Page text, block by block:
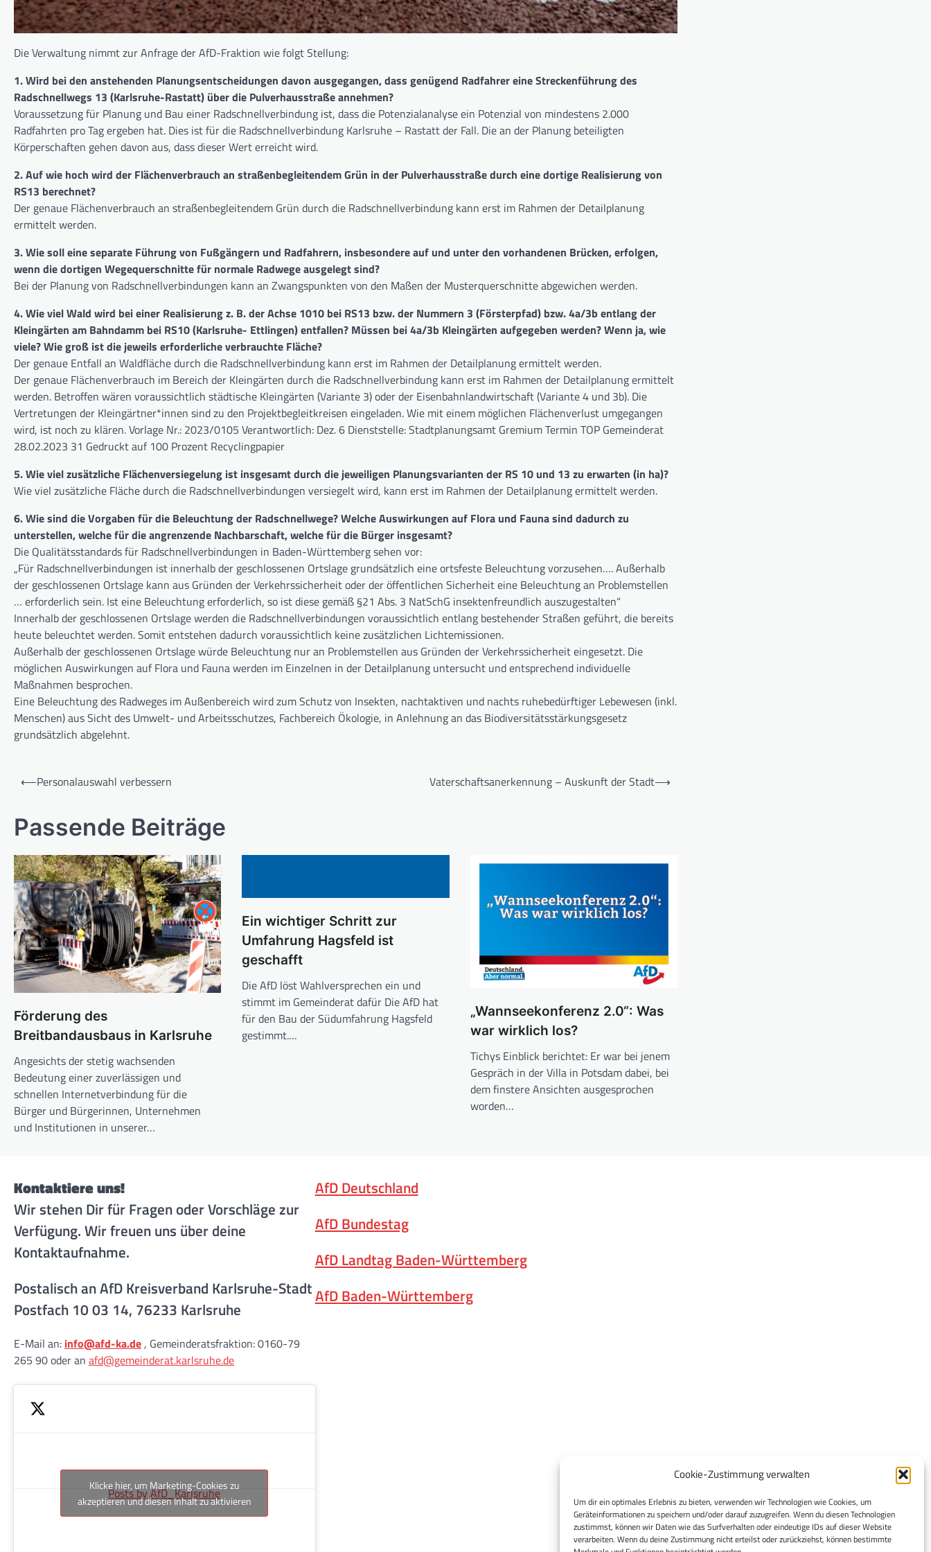
Cookie-Zustimmung verwalten
Um dir ein optimales Erlebnis zu bieten, verwenden wir Technologien wie Cookies, um
Geräteinformationen zu speichern und/oder darauf zuzugreifen. Wenn du diesen Technologien
zustimmst, können wir Daten wie das Surfverhalten oder eindeutige IDs auf dieser Website
verarbeiten. Wenn du deine Zustimmung nicht erteilst oder zurückziehst, können bestimmte
Die Verwaltung nimmt zur Anfrage der AfD-Fraktion wie folgt Stellung:
1. Wird bei den anstehenden Planungsentscheidungen davon ausgegangen, dass genügend Radfahrer eine Streckenführung des
Radschnellwegs 13 (Karlsruhe-Rastatt) über die Pulverhausstraße annehmen?
Voraussetzung für Planung und Bau einer Radschnellverbindung ist, dass die Potenzialanalyse ein Potenzial von mindestens 2.000
Radfahrten pro Tag ergeben hat. Dies ist für die Radschnellverbindung Karlsruhe – Rastatt der Fall. Die an der Planung beteiligten
Körperschaften gehen davon aus, dass dieser Wert erreicht wird.
2. Auf wie hoch wird der Flächenverbrauch an straßenbegleitendem Grün in der Pulverhausstraße durch eine dortige Realisierung von
RS13 berechnet?
Der genaue Flächenverbrauch an straßenbegleitendem Grün durch die Radschnellverbindung kann erst im Rahmen der Detailplanung
ermittelt werden.
3. Wie soll eine separate Führung von Fußgängern und Radfahrern, insbesondere auf und unter den vorhandenen Brücken, erfolgen,
wenn die dortigen Wegequerschnitte für normale Radwege ausgelegt sind?
Bei der Planung von Radschnellverbindungen kann an Zwangspunkten von den Maßen der Musterquerschnitte abgewichen werden.
4. Wie viel Wald wird bei einer Realisierung z. B. der Achse 1010 bei RS13 bzw. der Nummern 3 (Försterpfad) bzw. 4a/3b entlang der
Kleingärten am Bahndamm bei RS10 (Karlsruhe- Ettlingen) entfallen? Müssen bei 4a/3b Kleingärten aufgegeben werden? Wenn ja, wie
viele? Wie groß ist die jeweils erforderliche verbrauchte Fläche?
Der genaue Entfall an Waldfläche durch die Radschnellverbindung kann erst im Rahmen der Detailplanung ermittelt werden.
Der genaue Flächenverbrauch im Bereich der Kleingärten durch die Radschnellverbindung kann erst im Rahmen der Detailplanung ermittelt
werden. Betroffen wären voraussichtlich städtische Kleingärten (Variante 3) oder der Eisenbahnlandwirtschaft (Variante 4 und 3b). Die
Vertretungen der Kleingärtner*innen sind zu den Projektbegleitkreisen eingeladen. Wie mit einem möglichen Flächenverlust umgegangen
wird, ist noch zu klären. Vorlage Nr.: 2023/0105 Verantwortlich: Dez. 6 Dienststelle: Stadtplanungsamt Gremium Termin TOP Gemeinderat
28.02.2023 31 Gedruckt auf 100 Prozent Recyclingpapier
5. Wie viel zusätzliche Flächenversiegelung ist insgesamt durch die jeweiligen Planungsvarianten der RS 10 und 13 zu erwarten (in ha)?
Wie viel zusätzliche Fläche durch die Radschnellverbindungen versiegelt wird, kann erst im Rahmen der Detailplanung ermittelt werden.
6. Wie sind die Vorgaben für die Beleuchtung der Radschnellwege? Welche Auswirkungen auf Flora und Fauna sind dadurch zu
unterstellen, welche für die angrenzende Nachbarschaft, welche für die Bürger insgesamt?
Die Qualitätsstandards für Radschnellverbindungen in Baden-Württemberg sehen vor:
„Für Radschnellverbindungen ist innerhalb der geschlossenen Ortslage grundsätzlich eine ortsfeste Beleuchtung vorzusehen…. Außerhalb
der geschlossenen Ortslage kann aus Gründen der Verkehrssicherheit oder der öffentlichen Sicherheit eine Beleuchtung an Problemstellen
… erforderlich sein. Ist eine Beleuchtung erforderlich, so ist diese gemäß §21 Abs. 3 NatSchG insektenfreundlich auszugestalten“
Innerhalb der geschlossenen Ortslage werden die Radschnellverbindungen voraussichtlich entlang bestehender Straßen geführt, die bereits
heute beleuchtet werden. Somit entstehen dadurch voraussichtlich keine zusätzlichen Lichtemissionen.
Außerhalb der geschlossenen Ortslage würde Beleuchtung nur an Problemstellen aus Gründen der Verkehrssicherheit eingesetzt. Die
möglichen Auswirkungen auf Flora und Fauna werden im Einzelnen in der Detailplanung untersucht und entsprechend individuelle
Maßnahmen besprochen.
Eine Beleuchtung des Radweges im Außenbereich wird zum Schutz von Insekten, nachtaktiven und nachts ruhebedürftiger Lebewesen (inkl.
Menschen) aus Sicht des Umwelt- und Arbeitsschutzes, Fachbereich Ökologie, in Anlehnung an das Biodiversitätsstärkungsgesetz
grundsätzlich abgelehnt.
Beitragsnavigation
⟵Personalauswahl verbessern Vaterschaftsanerkennung – Auskunft der Stadt⟶
Passende Beiträge
Förderung des
Breitbandausbaus in Karlsruhe
Angesichts der stetig wachsenden
Bedeutung einer zuverlässigen und
schnellen Internetverbindung für die
Bürger und Bürgerinnen, Unternehmen
und Institutionen in unserer…
Ein wichtiger Schritt zur
Umfahrung Hagsfeld ist
geschafft
Die AfD löst Wahlversprechen ein und
stimmt im Gemeinderat dafür Die AfD hat
für den Bau der Südumfahrung Hagsfeld
gestimmt.…
„Wannseekonferenz 2.0“: Was
war wirklich los?
Tichys Einblick berichtet: Er war bei jenem
Gespräch in der Villa in Potsdam dabei, bei
dem finstere Ansichten ausgesprochen
worden…
Kontaktiere uns!
Wir stehen Dir für Fragen oder Vorschläge zur
Verfügung. Wir freuen uns über deine
Kontaktaufnahme.
Postalisch an AfD Kreisverband Karlsruhe-Stadt
Postfach 10 03 14, 76233 Karlsruhe
E-Mail an: info@afd-ka.de, Gemeinderatsfraktion: 0160-79
265 90 oder an afd@gemeinderat.karlsruhe.de
Posts by AfD_Karlsruhe
Klicke hier, um Marketing-Cookies zu
akzeptieren und diesen Inhalt zu aktivieren
AfD Deutschland
AfD Bundestag
AfD Landtag Baden-Württemberg
AfD Baden-Württemberg